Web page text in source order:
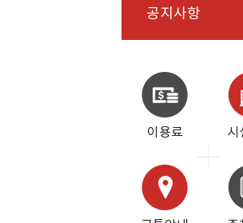
공지사항
이용료 시